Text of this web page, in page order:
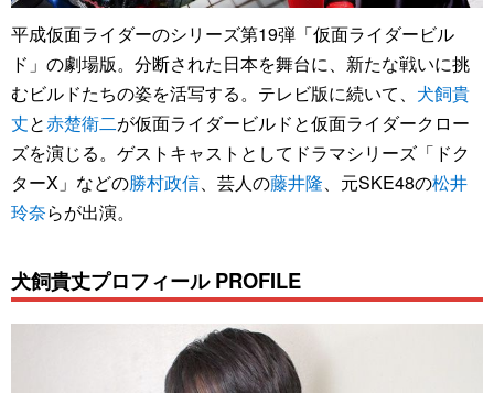
平成仮面ライダーのシリーズ第19弾「仮面ライダービル
ド」の劇場版。分断された日本を舞台に、新たな戦いに挑
むビルドたちの姿を活写する。テレビ版に続いて、 犬飼貴
丈と赤楚衛二が仮面ライダービルドと仮面ライダークロー
ズを演じる。ゲストキャストとしてドラマシリーズ「ドク
ターX」などの勝村政信、芸人の藤井隆、元SKE48の松井
玲奈らが出演。
犬飼貴丈プロフィール PROFILE